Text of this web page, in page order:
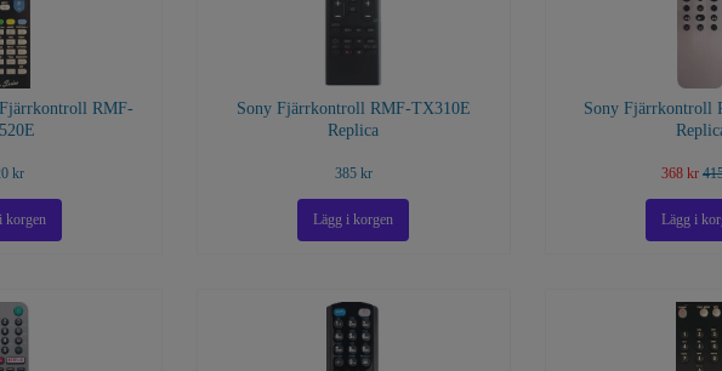
RMF-
kr
Sony Fjärrkontroll RMF-TX310E
Replica
385 kr
Sony Fjärrkontroll
368 kr